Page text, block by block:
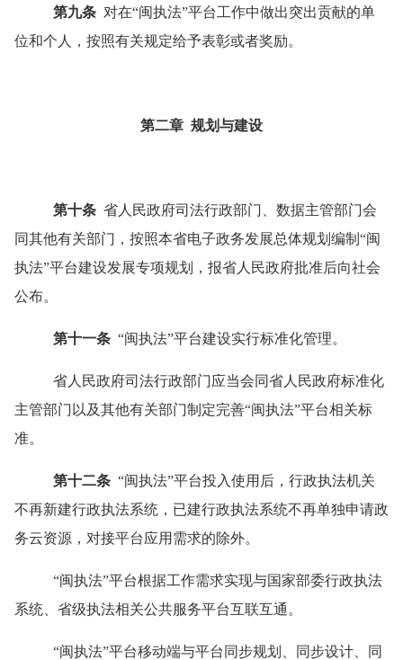
第九条 对在“闽执法”平台工作中做出突出贡献的单
位和个人，按照有关规定给予表彰或者奖励。
第二章 规划与建设
第十条 省人民政府司法行政部门、数据主管部门会
同其他有关部门，按照本省电子政务发展总体规划编制 “闽
执法”平台建设发展专项规划，报省人民政府批准后向社会
公布。
第十一条“闽执法”平台建设实行标准化管理。
省人民政府司法行政部门应当会同省人民政府标准化
主管部门以及其他有关部门制定完善“闽执法”平台相关标
准。
第十二条“闽执法”平台投入使用后，行政执法机关
不再新建行政执法系统，已建行政执法系统不再单独申请政
务云资源，对接平台应用需求的除外。
“闽执法”平台根据工作需求实现与国家部委行政执法
系统、省级执法相关公共服务平台互联互通。
“闽执法”平台移动端与平台同步规划、同步设计、同